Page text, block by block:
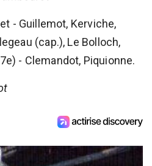
- Guillemot, Kerviche,
(cap.), Le Bolloch,
- Clemandot, Piquionne.